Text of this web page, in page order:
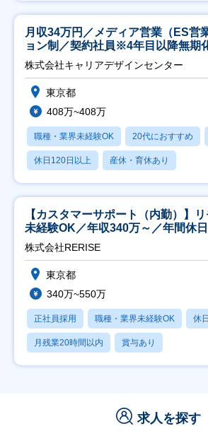
月収34万円／メディア営業（ES営
ョン制／契約社員※4年目以降無期
株式会社キャリアデザインセンター
東京都
408万~408万
職種・業界未経験OK 20代におすすめ
休日120日以上 産休・育休あり
【カスタマーサポート（内勤）】
未経験OK／年収340万～／年間休
株式会社RERISE
東京都
340万~550万
正社員採用 職種・業界未経験OK 休
月残業20時間以内 賞与あり
求人を探す